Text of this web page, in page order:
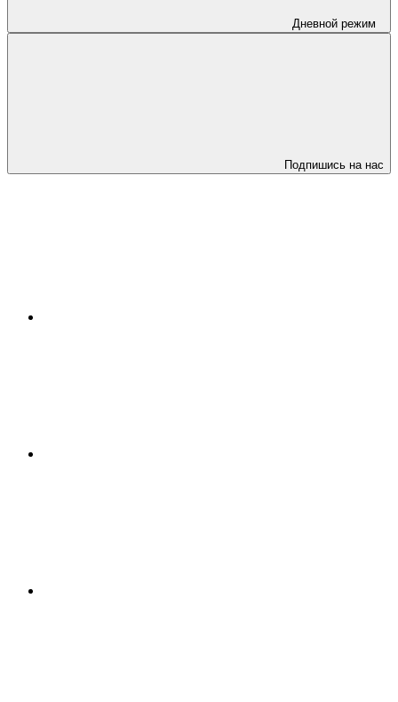
Дневной режим
Подпишись на нас